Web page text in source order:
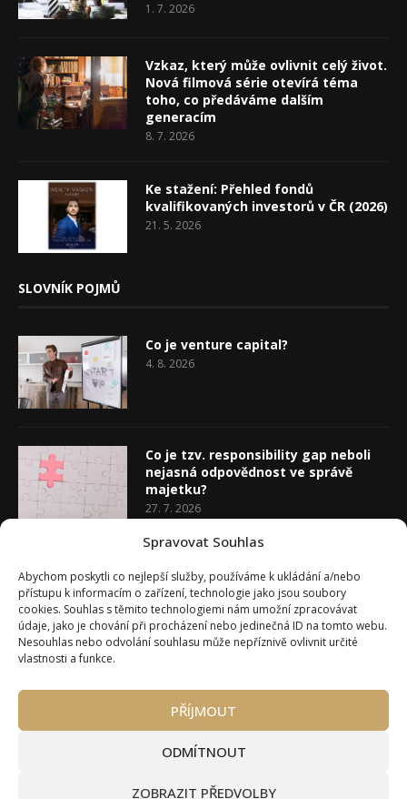
Spravovat Souhlas
Abychom poskytli co nejlepší služby, používáme k ukládání a/nebo
přístupu k informacím o zařízení, technologie jako jsou soubory
cookies. Souhlas s těmito technologiemi nám umožní zpracovávat
údaje, jako je chování při procházení nebo jedinečná ID na tomto webu.
Nesouhlas nebo odvolání souhlasu může nepříznivě ovlivnit určité
vlastnosti a funkce.
PŘÍJMOUT
ODMÍTNOUT
ZOBRAZIT PŘEDVOLBY
1. 7. 2026
Vzkaz, který může ovlivnit celý život.
Nová filmová série otevírá téma
toho, co předáváme dalším
generacím
8. 7. 2026
Ke stažení: Přehled fondů
kvalifikovaných investorů v ČR (2026)
21. 5. 2026
SLOVNÍK POJMŮ
Co je venture capital?
4. 8. 2026
Co je tzv. responsibility gap neboli
nejasná odpovědnost ve správě
majetku?
27. 7. 2026
20. 7. 2026
O Wealth Magazínu Můj účet
Kontakty
Máte zájem o spolupráci?
Pravidla používání webu wmag.cz